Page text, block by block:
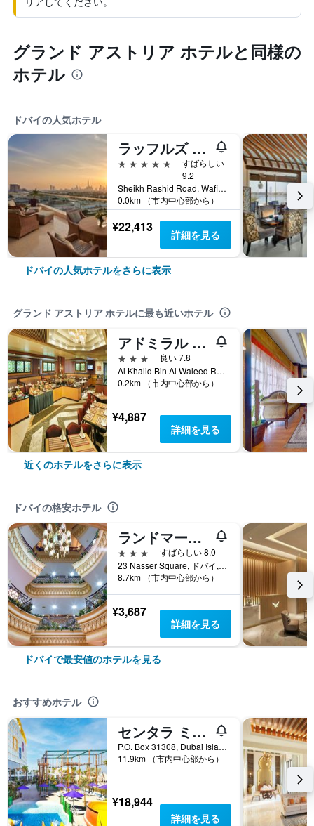
グランド アストリア ホテルと同様の
ホテル
ドバイの人気ホテル
ラッフルズ ドバイ
5つ星
すばらしい
9.2
Sheikh Rashid Road, Wafi, PO Box 121800, ドバイ, アラブ首長国連邦
0.0km （市内中心部から）
¥22,413 詳細を見る
ドバイの人気ホテルをさらに表示
グランド アストリア ホテルに最も近いホテル
アドミラル プラザ ホテル
3つ星
良い 7.8
Al Khalid Bin Al Waleed Road; Al Nahdha Street; Dubai 26888, ドバイ, アラブ首長国連邦
0.2km （市内中心部から）
¥4,887
詳細を見る
近くのホテルをさらに表示
ドバイの格安ホテル
ランドマーク プラザ ホテル
3つ星
すばらしい 8.0
23 Nasser Square, ドバイ, アラブ首長国連邦
8.7km （市内中心部から）
¥3,687
詳細を見る
ドバイで最安値のホテルを見る
おすすめホテル
センタラ ミラージュ ビーチ リゾート ドバイ
P.O. Box 31308, Dubai Islands, Dubai, United Arab Emirates, ドバイ, アラブ首長国連邦
11.9km （市内中心部から）
¥18,944
詳細を見る